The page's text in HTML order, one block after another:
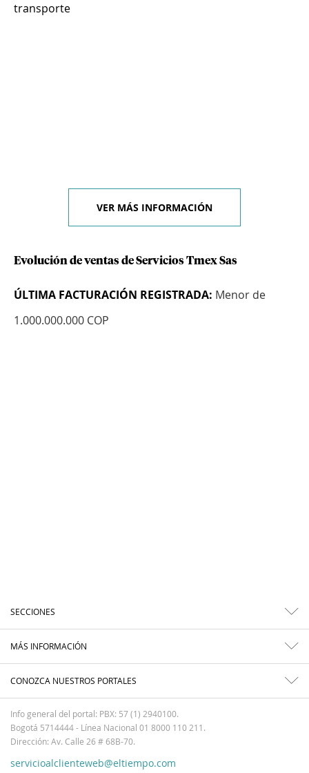
transporte
VER MÁS INFORMACIÓN
Evolución de ventas de Servicios Tmex Sas
ÚLTIMA FACTURACIÓN REGISTRADA: Menor de
1.000.000.000 COP
SECCIONES
MÁS INFORMACIÓN
CONOZCA NUESTROS PORTALES
Info general del portal: PBX: 57 (1) 2940100.
Bogotá 5714444 - Línea Nacional 01 8000 110 211.
Dirección: Av. Calle 26 # 68B-70.
servicioalclienteweb@eltiempo.com